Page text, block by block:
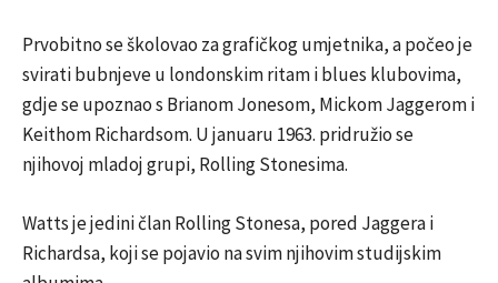
Prvobitno se školovao za grafičkog umjetnika, a počeo je
svirati bubnjeve u londonskim ritam i blues klubovima,
gdje se upoznao s Brianom Jonesom, Mickom Jaggerom i
Keithom Richardsom. U januaru 1963. pridružio se
njihovoj mladoj grupi, Rolling Stonesima.
Watts je jedini član Rolling Stonesa, pored Jaggera i
Richardsa, koji se pojavio na svim njihovim studijskim